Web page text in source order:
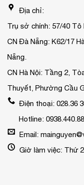
Địa chỉ:
Trụ sở chính: 57/40
CN Đà Nẵng: K62/17
Nẵng.
CN Hà Nội: Tầng 2,
Thuyết, Phường Cầu
Điện thoại: 028.36
Hotline:
Email:
Giờ làm việc: Thứ